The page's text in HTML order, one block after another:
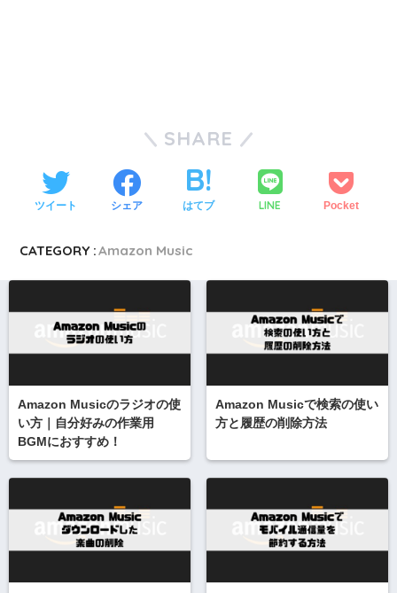
SHARE
ツイート シェア はてブ LINE Pocket
CATEGORY :Amazon Music
Amazon Musicのラジオの使
い方｜自分好みの作業用
BGMにおすすめ！
Amazon Musicで検索の使い
方と履歴の削除方法